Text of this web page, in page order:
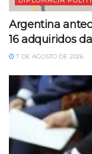
Argentina
16 adquiridos
7 DE AGOSTO DE 2026